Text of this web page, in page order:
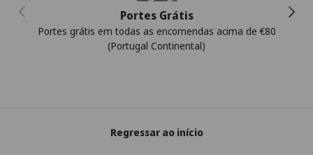
Anterior Portes Grátis
Portes grátis em todas as encomendas acima de €80
(Portugal Continental)
Regressar ao início